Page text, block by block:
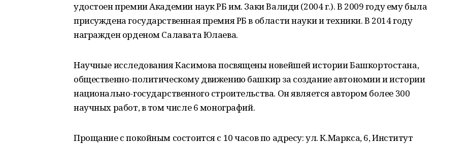
удостоен премии Академии наук РБ им. Заки Валиди (2004 г.). В 2009 году ему была
присуждена государственная премия РБ в области науки и техники. В 2014 году
награжден орденом Салавата Юлаева.
Научные исследования Касимова посвящены новейшей истории Башкортостана,
общественно-политическому движению башкир за создание автономии и истории
национально-государственного строительства. Он является автором более 300
научных работ, в том числе 6 монографий.
Прощание с покойным состоится с 10 часов по адресу: ул. К.Маркса, 6, Институт